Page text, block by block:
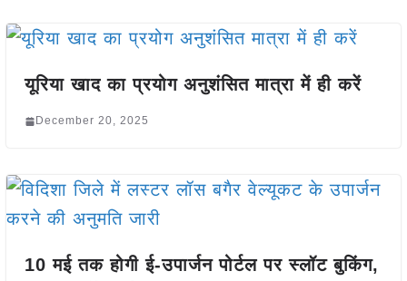
यूरिया खाद का प्रयोग अनुशंसित मात्रा में ही करें
December 20, 2025
10 मई तक होगी ई-उपार्जन पोर्टल पर स्लॉट बुकिंग,